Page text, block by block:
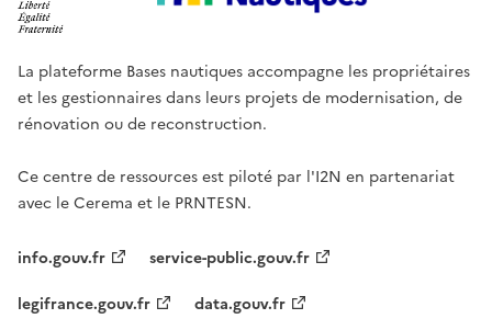
La plateforme Bases nautiques accompagne les propriétaires
et les gestionnaires dans leurs projets de modernisation, de
rénovation ou de reconstruction.
Ce centre de ressources est piloté par l'I2N en partenariat
avec le Cerema et le PRNTESN.
info.gouv.fr
service-public.gouv.fr
legifrance.gouv.fr
data.gouv.fr